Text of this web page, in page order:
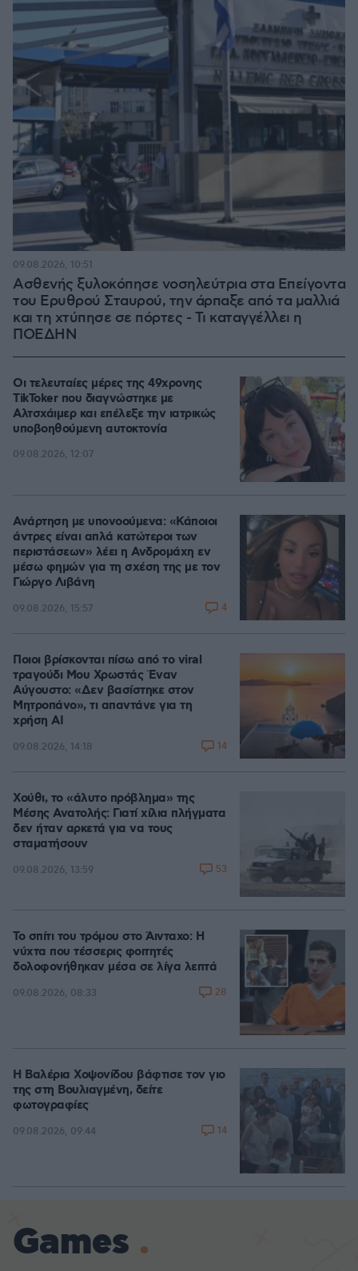
Ασθενής ξυλοκόπησε νοσηλεύτρια στα Επείγοντα
του Ερυθρού Σταυρού, την άρπαξε από τα μαλλιά
και τη χτύπησε σε πόρτες - Τι καταγγέλλει η
ΠΟΕΔΗΝ
09.08.2026, 10:51
Οι τελευταίες μέρες της 49χρονης
TikToker που διαγνώστηκε με
Αλτσχάιμερ και επέλεξε την ιατρικώς
υποβοηθούμενη αυτοκτονία
09.08.2026, 12:07
Ανάρτηση με υπονοούμενα: «Κάποιοι
άντρες είναι απλά κατώτεροι των
περιστάσεων» λέει η Ανδρομάχη εν
μέσω φημών για τη σχέση της με τον
Γιώργο Λιβάνη
09.08.2026, 15:57 4
Ποιοι βρίσκονται πίσω από το viral
τραγούδι Μου Χρωστάς Έναν
Αύγουστο: «Δεν βασίστηκε στον
Μητροπάνο», τι απαντάνε για τη
χρήση AI
09.08.2026, 14:18 14
Χούθι, το «άλυτο πρόβλημα» της
Μέσης Ανατολής: Γιατί χίλια πλήγματα
δεν ήταν αρκετά για να τους
σταματήσουν
09.08.2026, 13:59 53
Το σπίτι του τρόμου στο Άινταχο: Η
νύχτα που τέσσερις φοιτητές
δολοφονήθηκαν μέσα σε λίγα λεπτά
09.08.2026, 08:33 28
Η Βαλέρια Χοψονίδου βάφτισε τον γιο
της στη Βουλιαγμένη, δείτε
φωτογραφίες
09.08.2026, 09:44 14
Games